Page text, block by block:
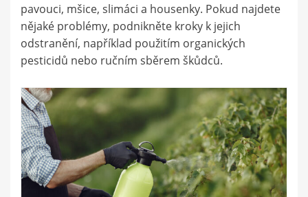
pavouci, mšice, slimáci a housenky. Pokud najdete
nějaké problémy, podnikněte kroky k jejich
odstranění, například použitím organických
pesticidů nebo ručním sběrem škůdců.